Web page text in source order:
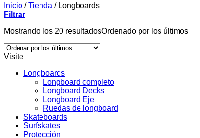
Inicio / Tienda /Longboards
Filtrar
Mostrando los 20 resultadosOrdenado por los últimos
Visite
Longboards
Longboard completo
Longboard Decks
Longboard Eje
Ruedas de longboard
Skateboards
Surfskates
Protección